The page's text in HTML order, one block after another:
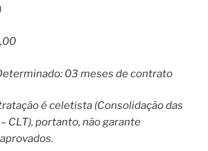
03 meses de contrato
é celetista (Consolidação das
CLT), portanto, não garante